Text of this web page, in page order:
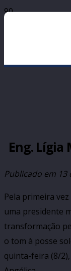
Eng. Lígia
Publicado em 13
Pela primeira
uma presidente
transformação
o tom à posse
quinta-feira (8/2),